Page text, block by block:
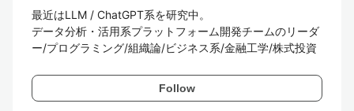
最近はLLM / ChatGPT系を研究中。
データ分析・活用系プラットフォーム開発チームのリーダ
ー/プログラミング/組織論/ビジネス系/金融工学/株式投資
Follow